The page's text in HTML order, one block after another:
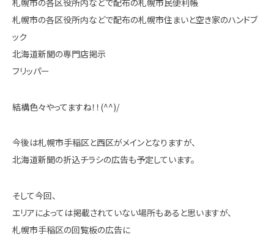
札幌市の各区役所内などで配布の札幌市住まいと空き家のハンドブ
ック
北海道新聞の専門店掲示
フリッパー
結構色々やってますね！！(^^)/
今後は札幌市手稲区と西区がメインとなりますが、
北海道新聞の折込チラシの広告も予定しています。
そして今回、
エリアによっては掲載されていない場所もあると思いますが、
札幌市手稲区の回覧板の広告に